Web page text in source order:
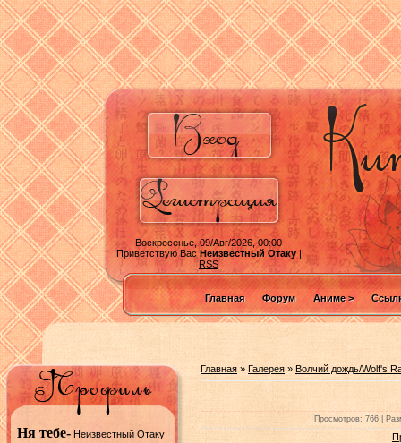
Воскресенье, 09/Авг/2026, 00:00
Приветствую ВасНеизвестный Отаку|
RSS
Главная Форум Аниме >
Ня тебе- Неизвестный Отаку
Главная » Галерея » Волчий дождь/Wolf's
Просмотров: 766 |